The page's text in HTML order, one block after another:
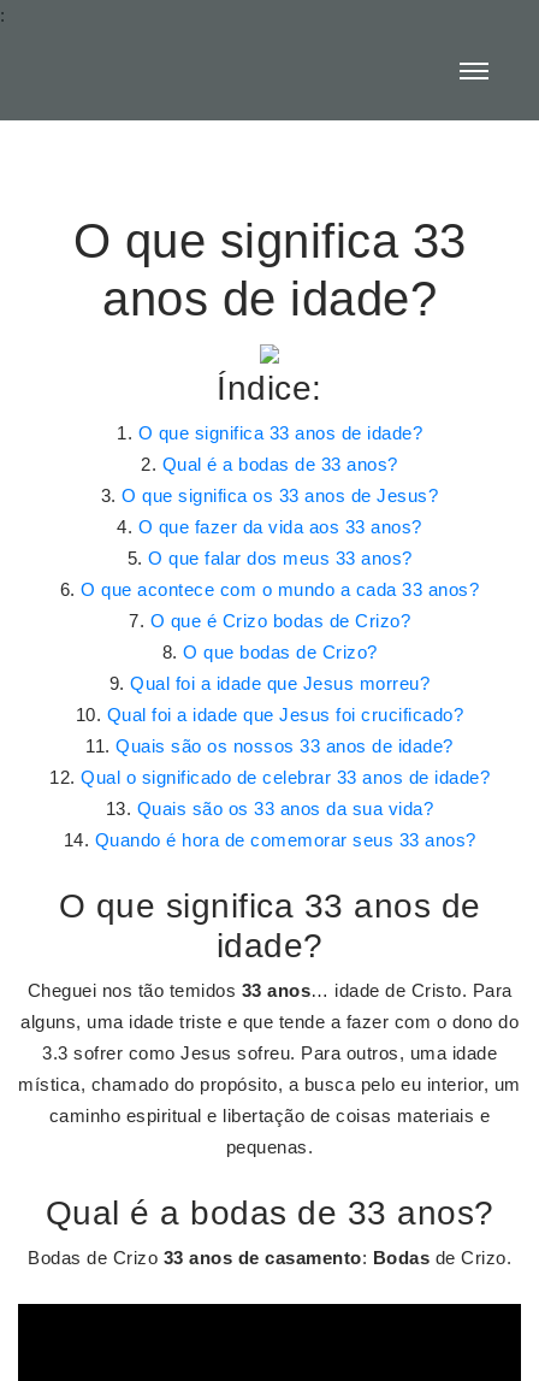
:
O que significa 33
anos de idade?
Índice:
O que significa 33 anos de idade?
Qual é a bodas de 33 anos?
O que significa os 33 anos de Jesus?
O que fazer da vida aos 33 anos?
O que falar dos meus 33 anos?
O que acontece com o mundo a cada 33 anos?
O que é Crizo bodas de Crizo?
O que bodas de Crizo?
Qual foi a idade que Jesus morreu?
Qual foi a idade que Jesus foi crucificado?
Quais são os nossos 33 anos de idade?
Qual o significado de celebrar 33 anos de idade?
Quais são os 33 anos da sua vida?
Quando é hora de comemorar seus 33 anos?
O que significa 33 anos de
idade?
Cheguei nos tão temidos 33 anos… idade de Cristo. Para
alguns, uma idade triste e que tende a fazer com o dono do
3.3 sofrer como Jesus sofreu. Para outros, uma idade
mística, chamado do propósito, a busca pelo eu interior, um
caminho espiritual e libertação de coisas materiais e
pequenas.
Qual é a bodas de 33 anos?
Bodas de Crizo 33 anos de casamento: Bodas de Crizo.